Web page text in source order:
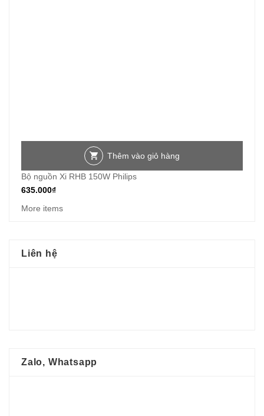
Thêm vào giỏ hàng
Bộ nguồn Xi RHB 150W Philips
635.000₫
More items
Liên hệ
Zalo, Whatsapp